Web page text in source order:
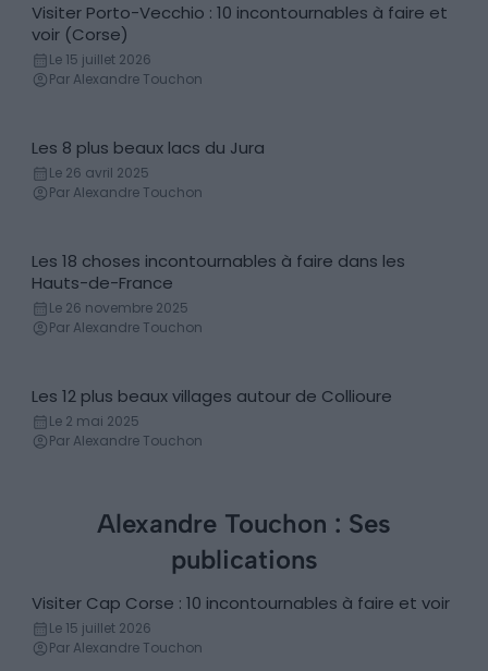
Incontournables
Visiter Porto-Vecchio : 10 incontournables à faire et
voir (Corse)
Le 15 juillet 2026
Par Alexandre Touchon
Lac
Les 8 plus beaux lacs du Jura
Le 26 avril 2025
Par Alexandre Touchon
Incontournables
Les 18 choses incontournables à faire dans les
Hauts-de-France
Le 26 novembre 2025
Par Alexandre Touchon
Villes & Villages
Les 12 plus beaux villages autour de Collioure
Le 2 mai 2025
Par Alexandre Touchon
Alexandre Touchon : Ses
publications
Incontournables
Visiter Cap Corse : 10 incontournables à faire et voir
Le 15 juillet 2026
Par Alexandre Touchon